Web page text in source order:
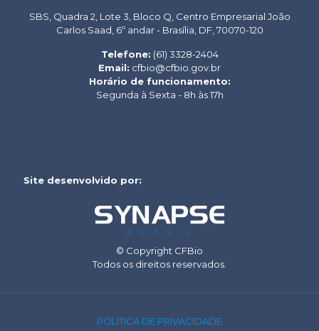
SBS, Quadra 2, Lote 3, Bloco Q, Centro Empresarial João
Carlos Saad, 6º andar - Brasília, DF, 70070-120
Telefone: (61) 3328-2404
Email: cfbio@cfbio.gov.br
Horário de funcionamento:
Segunda à Sexta - 8h às 17h
Site desenvolvido por:
© Copyright CFBio
Todos os direitos reservados.
POLÍTICA DE PRIVACIDADE